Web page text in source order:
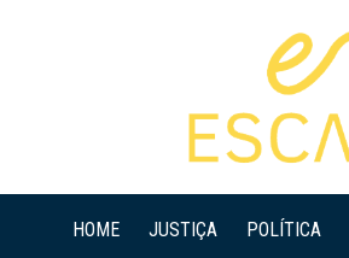
HOME JUSTIÇA POLÍTICA